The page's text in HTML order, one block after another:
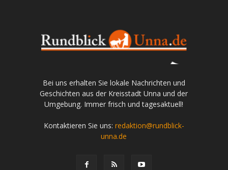
Bei uns erhalten Sie lokale Nachrichten und
Geschichten aus der Kreisstadt Unna und der
Umgebung. Immer frisch und tagesaktuell!
Kontaktieren Sie uns: redaktion@rundblick-
unna.de